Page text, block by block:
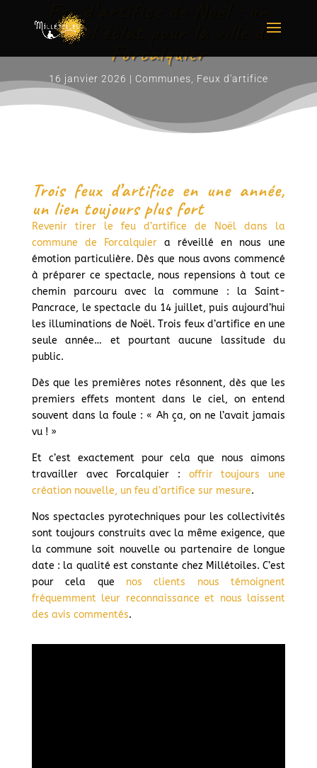
Feu d’artifice de Noël : un
nouvel éclat pour la ville de
Forcalquier
16 janvier 2026 | Communes Feux d'artifice
Trois feux d’artifice en une année,
un lien toujours plus fort
Revenir tirer le feu d’artifice de Noël dans la
commune de Forcalquiera réveillé en nous une
émotion particulière. Dès que nous avons commencé
à préparer ce spectacle, nous repensions à tout ce
chemin parcouru avec la commune : la Saint-
Pancrace, le spectacle du 14 juillet, puis aujourd’hui
les illuminations de Noël. Trois feux d’artifice en une
seule année… et pourtant aucune lassitude du
public.
Dès que les premières notes résonnent, dès que les
premiers effets montent dans le ciel, on entend
souvent dans la foule : « Ah ça, on ne l’avait jamais
vu ! »
Et c’est exactement pour cela que nous aimons
travailler avec Forcalquier : offrir toujours une
création nouvelle, un feu d’artifice sur mesure.
Nos spectacles pyrotechniques pour les collectivités
sont toujours construits avec la même exigence, que
la commune soit nouvelle ou partenaire de longue
date : la qualité est constante chez Millétoiles. C’est
pour cela que nos clients nous témoignent
fréquemment leur reconnaissance et nous laissent
des avis commentés.